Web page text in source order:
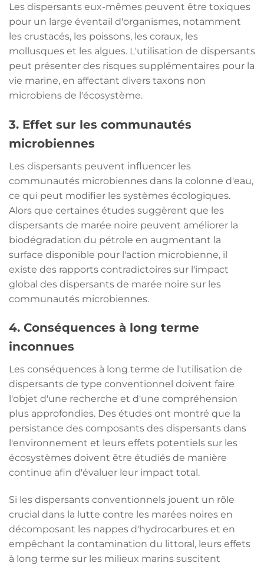
Les dispersants eux-mêmes peuvent être toxiques
pour un large éventail d'organismes, notamment
les crustacés, les poissons, les coraux, les
mollusques et les algues. L'utilisation de dispersants
peut présenter des risques supplémentaires pour la
vie marine, en affectant divers taxons non
microbiens de l'écosystème.
3. Effet sur les communautés
microbiennes
Les dispersants peuvent influencer les
communautés microbiennes dans la colonne d'eau,
ce qui peut modifier les systèmes écologiques.
Alors que certaines études suggèrent que les
dispersants de marée noire peuvent améliorer la
biodégradation du pétrole en augmentant la
surface disponible pour l'action microbienne, il
existe des rapports contradictoires sur l'impact
global des dispersants de marée noire sur les
communautés microbiennes.
4. Conséquences à long terme
inconnues
Les conséquences à long terme de l'utilisation de
dispersants de type conventionnel doivent faire
l'objet d'une recherche et d'une compréhension
plus approfondies. Des études ont montré que la
persistance des composants des dispersants dans
l'environnement et leurs effets potentiels sur les
écosystèmes doivent être étudiés de manière
continue afin d'évaluer leur impact total.
Si les dispersants conventionnels jouent un rôle
crucial dans la lutte contre les marées noires en
décomposant les nappes d'hydrocarbures et en
empêchant la contamination du littoral, leurs effets
à long terme sur les milieux marins suscitent